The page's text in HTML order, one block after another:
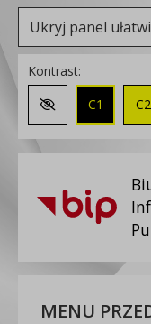
Ukryj panel
Kontrast:
Zmień kontrast
C1 C2
MENU